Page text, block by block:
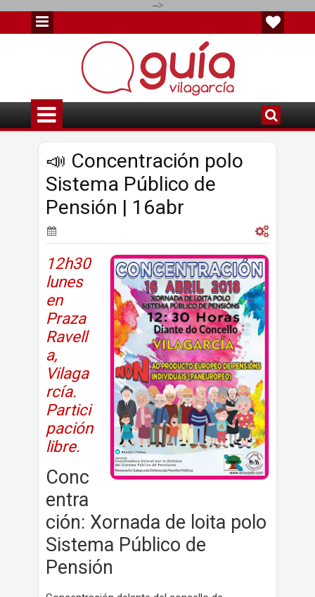
-->
📣 Concentración polo
Sistema Público de
Pensión | 16abr
12h30
lunes
en
Praza
Ravell
a,
Vilaga
rcía.
Partici
pación
libre.
Conc
entra
ción: Xornada de loita polo
Sistema Público de
Pensión